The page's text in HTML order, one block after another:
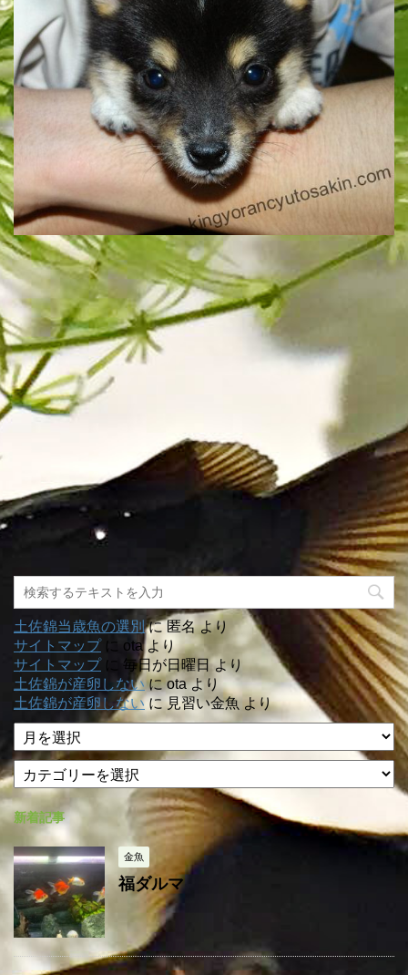
土佐錦当歳魚の選別に匿名より
サイトマップに otaより
サイトマップに 毎日が日曜日より
土佐錦が産卵しないにotaより
土佐錦が産卵しないに見習い金魚 より
ア
ー
カ
イ
ブ
カ
テ
ゴ
リ
ー
新着記事
金魚
福ダルマ